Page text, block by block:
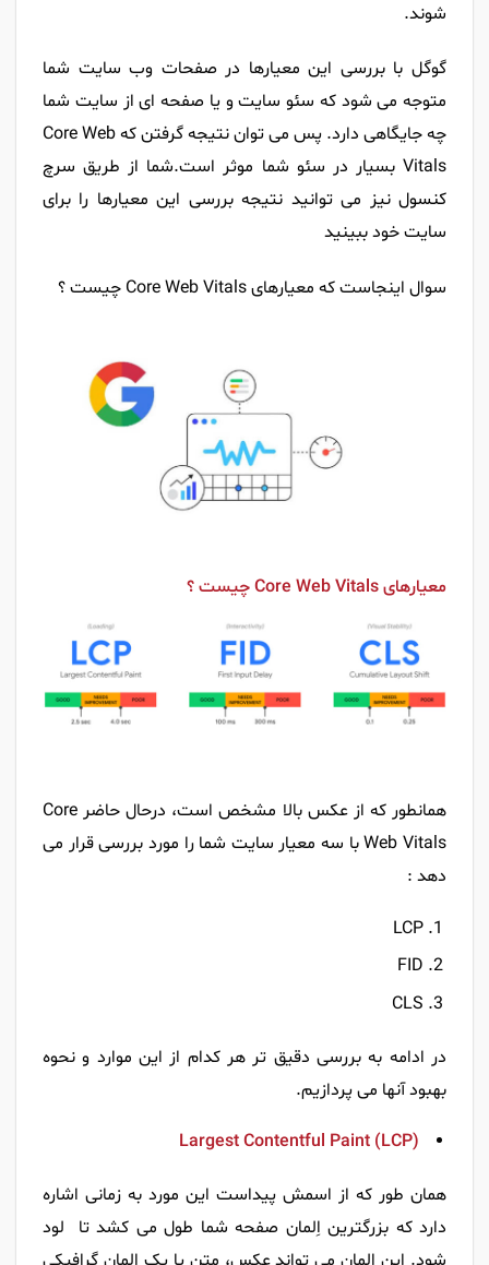
شوند.
گوگل با بررسی این معیارها در صفحات وب سایت شما
متوجه می شود که سئو سایت و یا صفحه ای از سایت شما
چه جایگاهی دارد. پس می توان نتیجه گرفتن که Core Web
Vitals بسیار در سئو شما موثر است.شما از طریق
سرچ
کنسول نیز می توانید نتیجه بررسی این معیارها را برای
سایت خود ببینید
سوال اینجاست که معیارهای Core Web Vitals چیست ؟
معیارهای Core Web Vitals چیست ؟
همانطور که از عکس بالا مشخص است، درحال حاضر Core
Web Vitals با سه معیار سایت شما را مورد بررسی قرار می
دهد :
LCP
FID
CLS
در ادامه به بررسی دقیق تر هر کدام از این موارد و نحوه
بهبود آنها می پردازیم.
همان طور که از اسمش پیداست این مورد به زمانی اشاره
دارد که بزرگترین اِلمان صفحه شما طول می کشد تا لود